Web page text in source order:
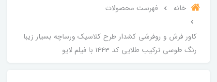
خانه فهرست محصولات
کاور فرش و روفرشی کشدار طرح کلاسیک ورساچه بسیار زیبا
رنگ طوسی ترکیب طلایی کد 1443 با فیلم لایو